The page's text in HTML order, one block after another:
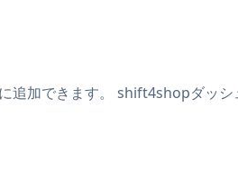
追加できます。 shift4shopダッシ